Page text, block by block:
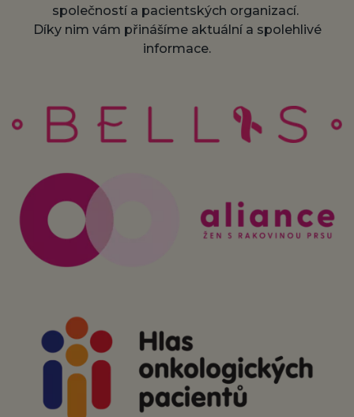
společností a pacientských organizací.
Díky nim vám přinášíme aktuální a spolehlivé
informace.